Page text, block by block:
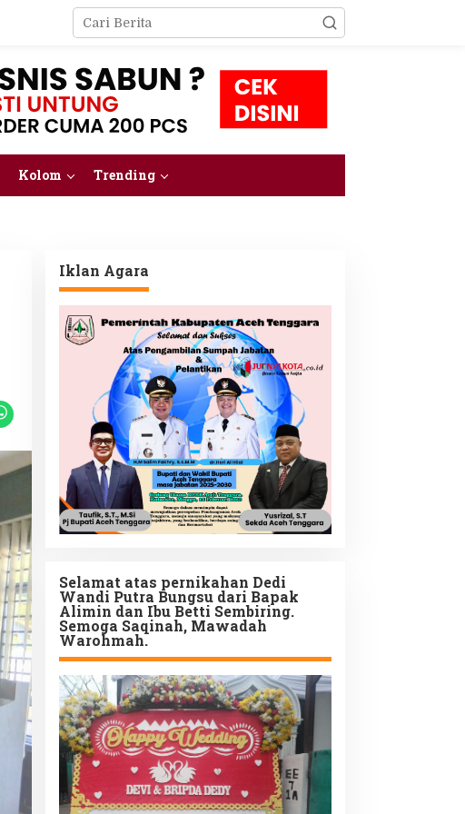
Kolom Trending
Iklan Agara
Selamat atas pernikahan Dedi
Wandi Putra Bungsu dari Bapak
Alimin dan Ibu Betti Sembiring.
Semoga Saqinah, Mawadah
Warohmah.